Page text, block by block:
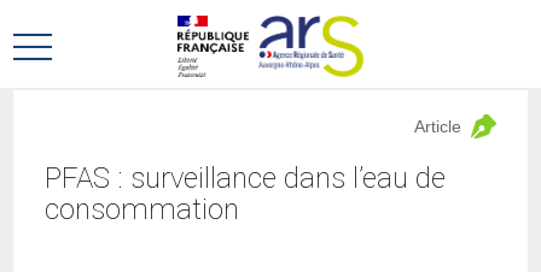
au
menu
au
contenu
Ouvrir
PFAS : surveillance dans l’eau de
consommation
Article